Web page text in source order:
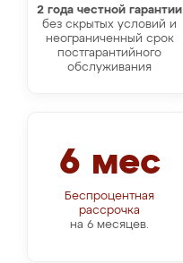
2 года честной гарантии
без скрытых условий и
неограниченный срок
постгарантийного
обслуживания
6 мес
Беспроцентная
рассрочка
на 6 месяцев.